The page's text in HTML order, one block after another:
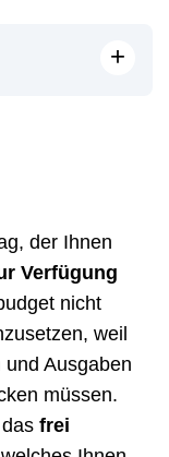
+
der Ihnen
Verfügung
nicht
weil
Ausgaben
müssen.
frei